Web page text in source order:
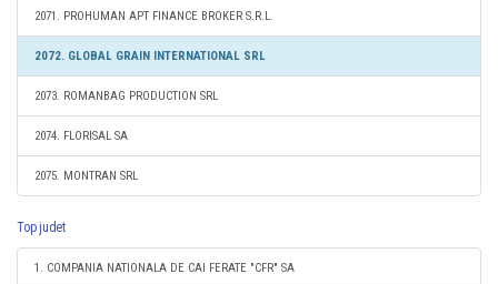
2071. PROHUMAN APT FINANCE BROKER S.R.L.
2072. GLOBAL GRAIN INTERNATIONAL SRL
2073. ROMANBAG PRODUCTION SRL
2074. FLORISAL SA
2075. MONTRAN SRL
Top judet
1. COMPANIA NATIONALA DE CAI FERATE "CFR" SA